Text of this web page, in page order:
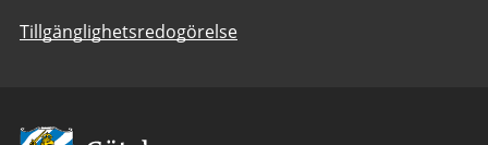
Tillgänglighetsredogörelse
Avsändare: